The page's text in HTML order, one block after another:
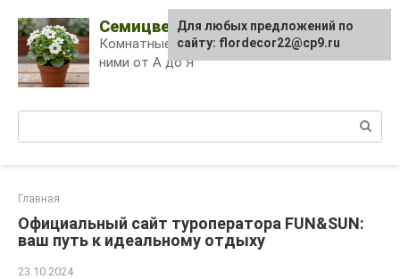
content
Семицветик
Комнатные растения и уход за
ними от А до Я
Главная
Официальный сайт туроператора FUN&SUN:
ваш путь к идеальному отдыху
23.10.2024
Для любых предложений по
сайту: flordecor22@cp9.ru